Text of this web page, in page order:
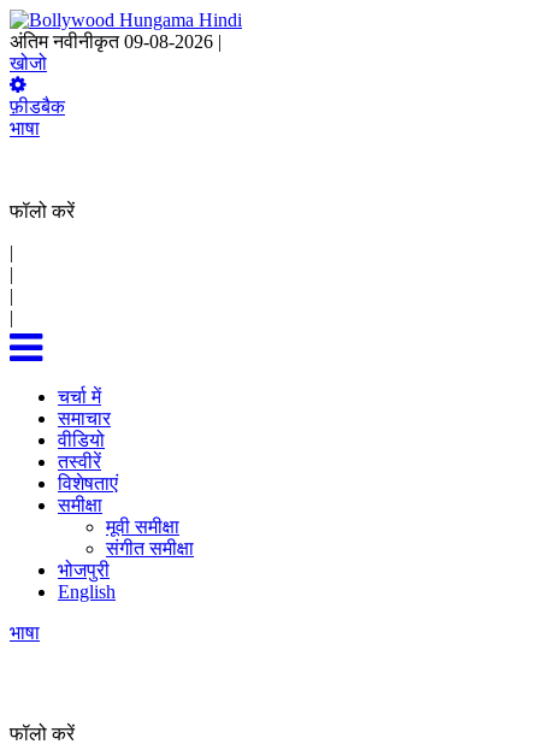
अंतिम नवीनीकृत 09-08-2026 |
खोजो
फ़ीडबैक
भाषा
फॉलो करें
|
|
|
|
चर्चा में
समाचार
वीडियो
तस्वीरें
विशेषताएं
समीक्षा
मूवी समीक्षा
संगीत समीक्षा
भोजपुरी
English
भाषा
फॉलो करें